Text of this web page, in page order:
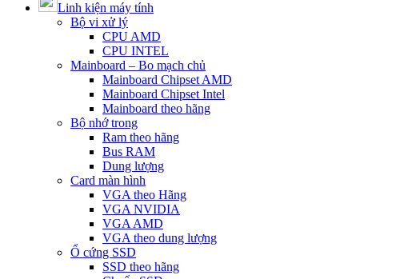
Linh kiện máy tính
Bộ vi xử lý
CPU AMD
CPU INTEL
Mainboard – Bo mạch chủ
Mainboard Chipset AMD
Mainboard Chipset Intel
Mainboard theo hãng
Bộ nhớ trong
Ram theo hãng
Bus RAM
Dung lượng
Card màn hình
VGA theo Hãng
VGA NVIDIA
VGA AMD
VGA theo dung lượng
Ổ cứng SSD
SSD theo hãng